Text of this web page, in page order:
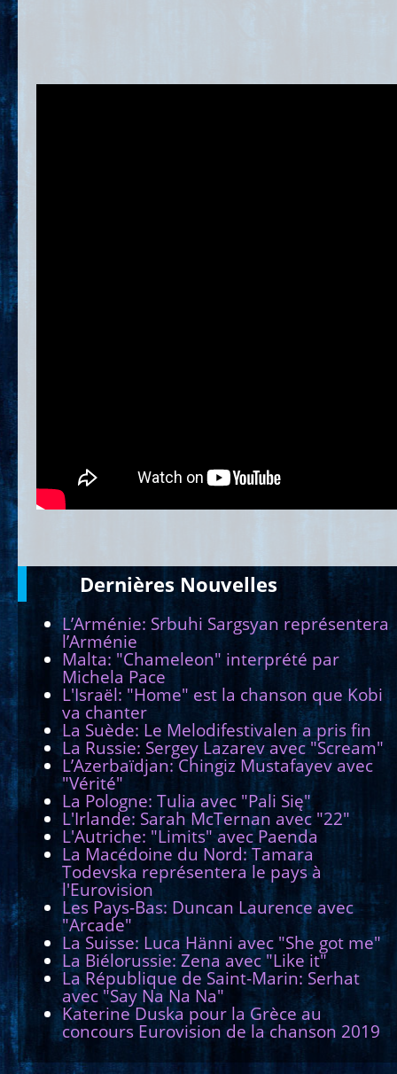
Dernières Νouvelles
L’Arménie: Srbuhi Sargsyan représentera
l’Arménie
Malta: "Chameleon" interprété par
Michela Pace
L'Israël: "Home" est la chanson que Kobi
va chanter
La Suède: Le Melodifestivalen a pris fin
La Russie: Sergey Lazarev avec "Scream"
L’Azerbaïdjan: Chingiz Mustafayev avec
"Vérité"
La Pologne: Tulia avec "Pali Się"
L'Irlande: Sarah McTernan avec "22"
L'Autriche: "Limits" avec Paenda
La Macédoine du Nord: Tamara
Todevska représentera le pays à
l'Eurovision
Les Pays-Bas: Duncan Laurence avec
"Arcade"
La Suisse: Luca Hänni avec "She got me"
La Biélorussie: Zena avec "Like it"
La République de Saint-Marin: Serhat
avec "Say Na Na Na"
Katerine Duska pour la Grèce au
concours Eurovision de la chanson 2019